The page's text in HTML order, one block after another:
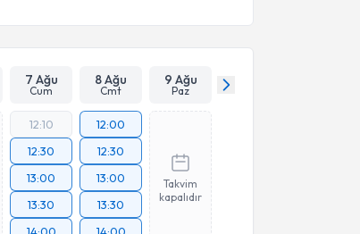
7 Ağu
Cum
8 Ağu
Cmt
9 Ağu
Paz
12:10
12:30
13:00
13:30
12:00
12:30
13:00
13:30
Takvim
kapalıdır